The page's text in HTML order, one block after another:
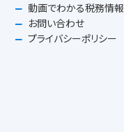
動画でわかる税務情報
お問い合わせ
プライバシーポリシー